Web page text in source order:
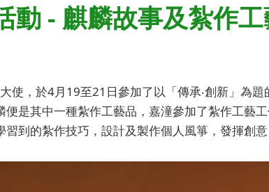
動 - 麒麟故事及紮作
使，於4月19至21日參加了以「傳承‧創新」為
是其中一種紮作工藝品，嘉潼參加了紮作工藝
到的紮作技巧，設計及製作個人風箏，發揮創